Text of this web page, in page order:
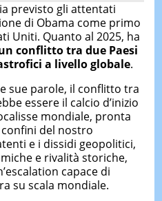
previsto gli attentati
di Obama come primo
Uniti. Quanto al 2025, ha
conflitto tra due Paesi
a livello globale.
sue parole, il conflitto tra
essere il calcio d’inizio
mondiale, pronta
del nostro
e i dissidi geopolitici,
e rivalità storiche,
capace di
su scala mondiale.